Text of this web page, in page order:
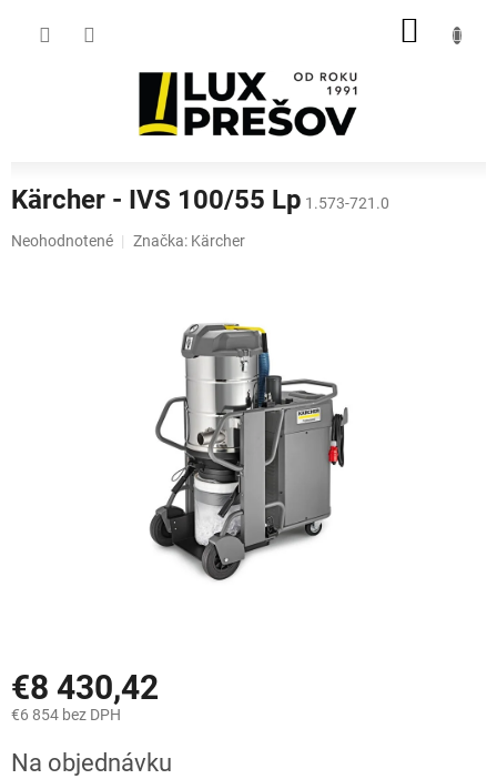
Kärcher - IVS 100/55 Lp 1.573-721.0
Priemerné
Neohodnotené Značka: Kärcher
€8 430,42
€6 854 bez DPH
cena:
Na objednávku